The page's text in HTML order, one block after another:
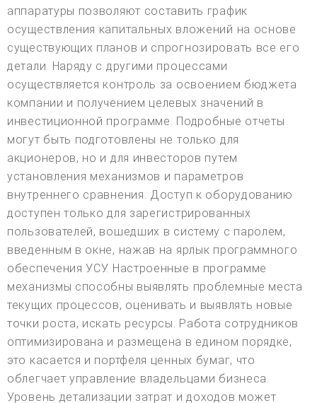
аппаратуры позволяют составить график
осуществления капитальных вложений на основе
существующих планов и спрогнозировать все его
детали. Наряду с другими процессами
осуществляется контроль за освоением бюджета
компании и получением целевых значений в
инвестиционной программе. Подробные отчеты
могут быть подготовлены не только для
акционеров, но и для инвесторов путем
установления механизмов и параметров
внутреннего сравнения. Доступ к оборудованию
доступен только для зарегистрированных
пользователей, вошедших в систему с паролем,
введенным в окне, нажав на ярлык программного
обеспечения УСУ. Настроенные в программе
механизмы способны выявлять проблемные места
текущих процессов, оценивать и выявлять новые
точки роста, искать ресурсы. Работа сотрудников
оптимизирована и размещена в едином порядке,
это касается и портфеля ценных бумаг, что
облегчает управление владельцами бизнеса.
Уровень детализации затрат и доходов может